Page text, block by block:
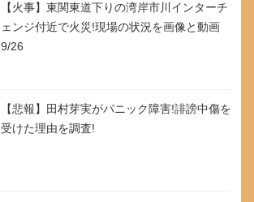
【火事】東関東道下りの湾岸市川インターチ
ェンジ付近で火災!現場の状況を画像と動画
9/26
【悲報】田村芽実がパニック障害!誹謗中傷を
受けた理由を調査!